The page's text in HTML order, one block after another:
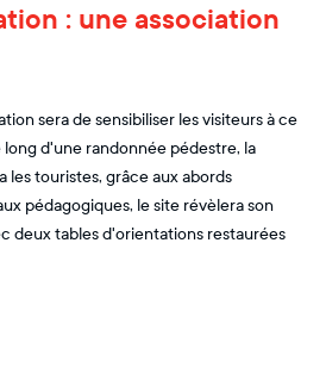
: une association
sera de sensibiliser les visiteurs à ce
d'une randonnée pédestre, la
les touristes, grâce aux abords
pédagogiques, le site révèlera son
deux tables d'orientations restaurées